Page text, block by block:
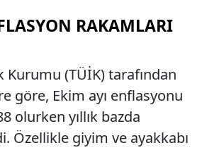
RAKAMLARI
(TÜİK) tarafından
göre, Ekim ayı enflasyonu
olurken yıllık bazda
Özellikle giyim ve ayakkabı